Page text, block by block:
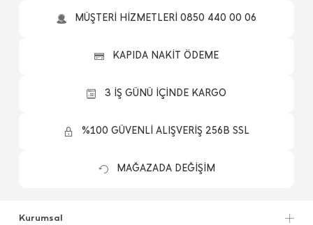
MÜŞTERİ HİZMETLERİ 0850 440 00 06
KAPIDA NAKİT ÖDEME
3 İŞ GÜNÜ İÇİNDE KARGO
%100 GÜVENLİ ALIŞVERİŞ 256B SSL
MAĞAZADA DEĞİŞİM
Kurumsal